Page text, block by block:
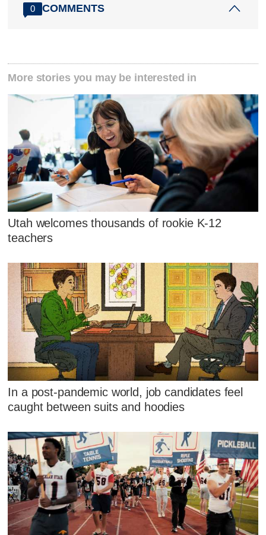
0 COMMENTS
More stories you may be interested in
Utah welcomes thousands of rookie K-12
teachers
In a post-pandemic world, job candidates feel
caught between suits and hoodies